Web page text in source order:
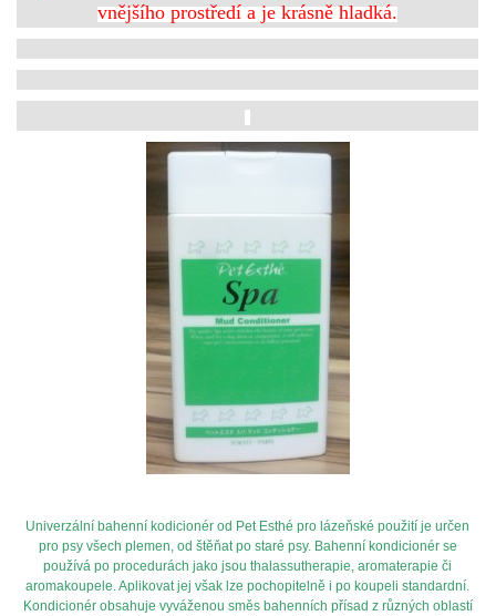
vnějšího prostředí a je krásně hladká.
Univerzální bahenní kodicionér od Pet Esthé pro lázeňské použití je určen
pro psy všech plemen, od štěňat po staré psy. Bahenní kondicionér se
používá po procedurách jako jsou thalassutherapie, aromaterapie či
aromakoupele. Aplikovat jej však lze pochopitelně i po koupeli standardní.
Kondicionér obsahuje vyváženou směs bahenních přísad z různých oblastí